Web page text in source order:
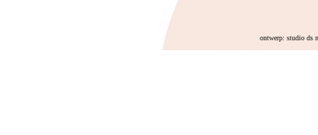
ontwerp: studio ds